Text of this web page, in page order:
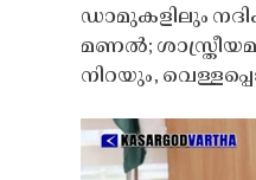
ഡാമുകളിലും
മണൽ;
നിറയും,